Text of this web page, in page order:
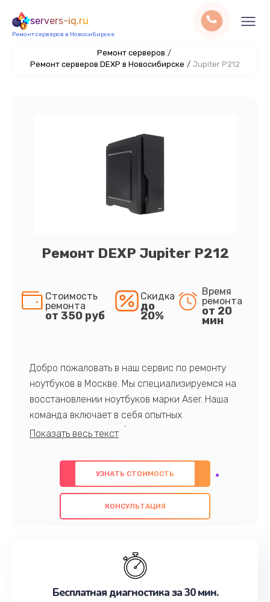
servers-iq.ru
Ремонт серверов в Новосибирске
Ремонт серверов /
Ремонт серверов DEXP в Новосибирске / Jupiter P212
Ремонт DEXP Jupiter P212
Стоимость
ремонта
от 350 руб
Скидка
до
20%
Время
ремонта
от 20
мин
Добро пожаловать в наш сервис по ремонту
ноутбуков в Москве. Мы специализируемся на
восстановлении ноутбуков марки Aser. Наша
команда включает в себя опытных
профессионалов с обширными знаниями и
предлагаем быстрый и качественный ремонт с
использованием оригинальных компонентов, а
также гарантируем качество всех
проведенных работ. Наша цель - предоставить
наилучшим образом. Не медлите записаться на
УЗНАТЬ СТОИМОСТЬ
КОНСУЛЬТАЦИЯ
Бесплатная диагностика за 30 мин.